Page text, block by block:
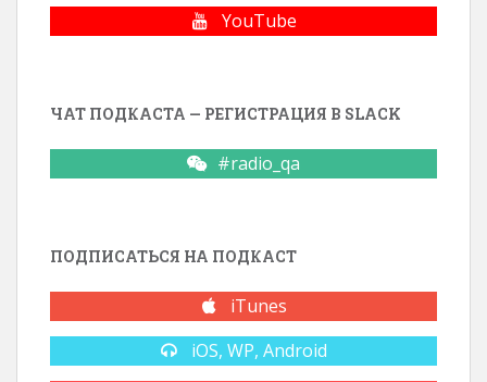
YouTube
ЧАТ ПОДКАСТА — РЕГИСТРАЦИЯ В SLACK
#radio_qa
ПОДПИСАТЬСЯ НА ПОДКАСТ
iTunes
iOS, WP, Android